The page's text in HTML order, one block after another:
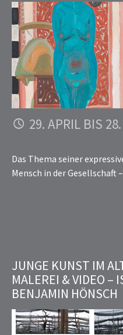
29. APRIL BIS
Das Thema seiner
Mensch in der Gesellschaft
JUNGE KUNST IM
MALEREI & VIDEO –
BENJAMIN HÖNSCH